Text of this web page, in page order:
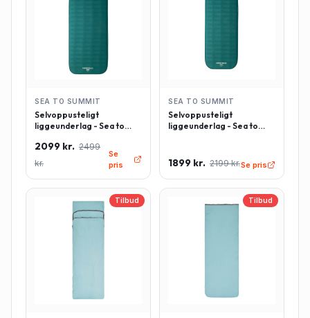
SEA TO SUMMIT
Selvoppusteligt
liggeunderlag - Sea to
Rektangulær - Large -
Grøn
2099 kr. 2499
kr.
Se
pris
SEA TO SUMMIT
Selvoppusteligt
liggeunderlag - Sea to
Grøn
1899 kr. 2199 kr.Se pris
Tilbud Tilbud